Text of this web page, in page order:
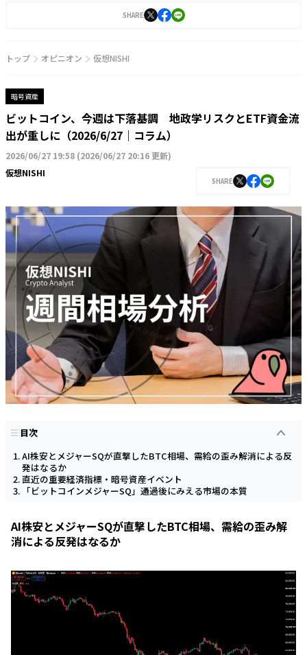
SHARE
トップ オピニオン 仮想NISHI
暗号資産
ビットコイン、今週は下落基調 地政学リスクとETF資金流
出が重しに（2026/6/27｜コラム）
2026/06/27 19:58 (2026/06/27 20:16 更新)
仮想NISHI
SHARE
目次
AI株安とメジャーSQが直撃したBTC相場、需給の歪み解消による反
発はなるか
直近の重要経済指標・暗号資産イベント
「ビットコインメジャーSQ」通過後にみえる市場の本質
AI株安とメジャーSQが直撃したBTC相場、需給の歪み解
消による反発はなるか